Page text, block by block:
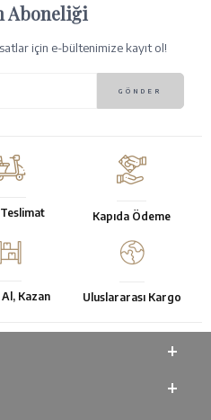
Aboneliği
için e-bültenimize kayıt ol!
Teslimat Kapıda Ödeme
Kazan Uluslararası Kargo